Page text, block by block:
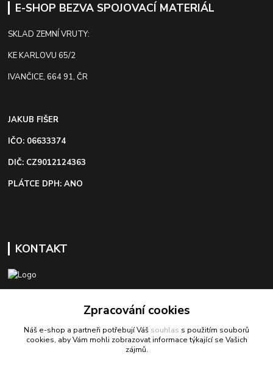
E-SHOP BEZVA SPOJOVACÍ MATERIÁL
SKLAD ZEMNÍ VRUTY:
KE KARLOVU 65/2
IVANČICE, 664 91, ČR
JAKUB FIŠER
IČO: 06633374
DIČ: CZ9012124363
PLÁTCE DPH: ANO
KONTAKT
+420 603 418 822
odbyt@bezva-spojovacimaterial.cz
Zpracování cookies
Náš e-shop a partneři potřebují Váš souhlas s použitím souborů
cookies, aby Vám mohli zobrazovat informace týkající se Vašich
zájmů.